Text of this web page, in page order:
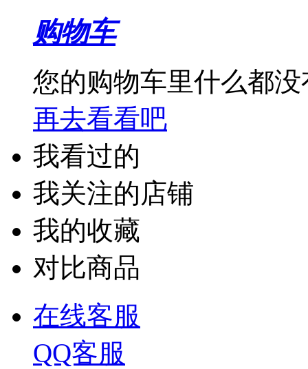
铭豹
微软
小哨兵
大迈（DM）
AOC
沣标
锐捷
施索
播客莱
购物车
您的购物车里什么都没
再去看看吧
我看过的
我关注的店铺
我的收藏
对比商品
在线客服
QQ客服